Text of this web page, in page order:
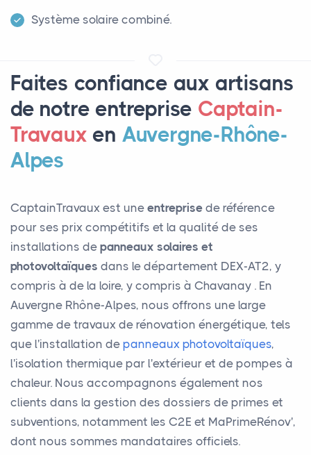
Système solaire combiné.
Faites confiance aux artisans
de notre entreprise Captain-
Travaux en Auvergne-Rhône-
Alpes
CaptainTravaux est une entreprise de référence
pour ses prix compétitifs et la qualité de ses
installations de panneaux solaires et
photovoltaïques dans le département DEX-AT2, y
compris à de la loire, y compris à Chavanay . En
Auvergne Rhône-Alpes, nous offrons une large
gamme de travaux de rénovation énergétique, tels
que l'installation de panneaux photovoltaïques,
l'isolation thermique par l'extérieur et de pompes à
chaleur. Nous accompagnons également nos
clients dans la gestion des dossiers de primes et
subventions, notamment les C2E et MaPrimeRénov',
dont nous sommes mandataires officiels.